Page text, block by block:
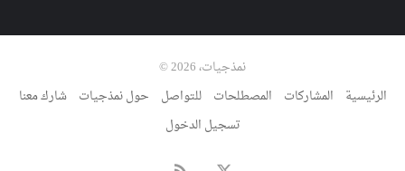
نمذجيات، 2026 ©
الرئيسية المشاركات المصطلحات للتواصل حول نمذجيات شارك معنا
تسجيل الدخول